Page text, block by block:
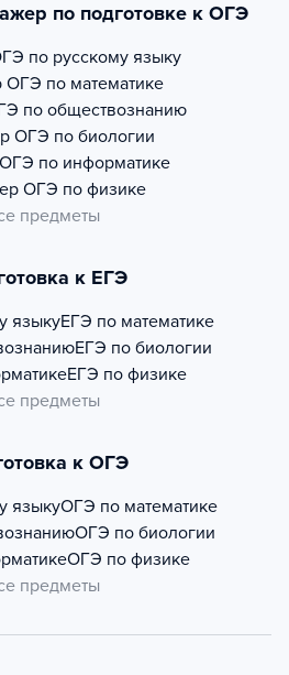
по подготовке к ОГЭ
по русскому языку
ОГЭ по математике
по обществознанию
ОГЭ по биологии
ОГЭ по информатике
ОГЭ по физике
предметы
к ЕГЭ
языкуЕГЭ по математике
ЕГЭ по биологии
ЕГЭ по физике
предметы
к ОГЭ
языкуОГЭ по математике
ОГЭ по биологии
ОГЭ по физике
предметы